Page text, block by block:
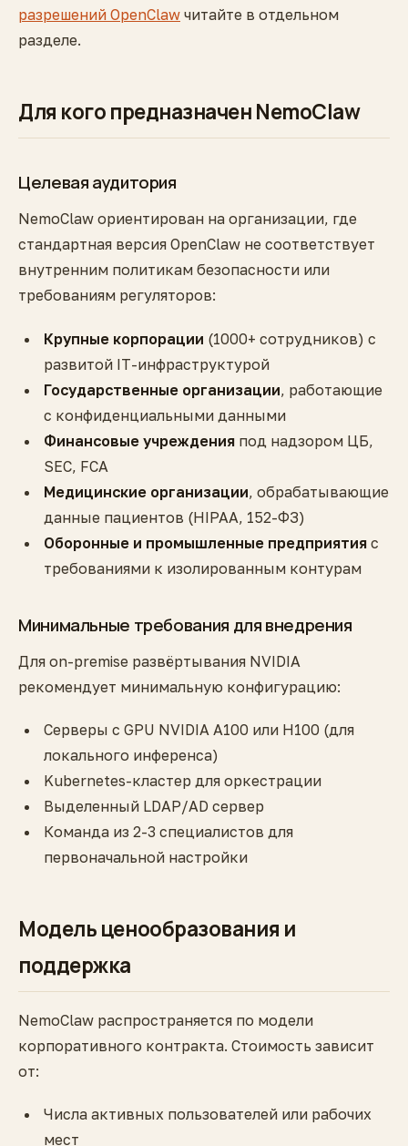
разрешений OpenClaw читайте в отдельном
разделе.
Для кого предназначен NemoClaw
Целевая аудитория
NemoClaw ориентирован на организации, где
стандартная версия OpenClaw не соответствует
внутренним политикам безопасности или
требованиям регуляторов:
Крупные корпорации (1000+ сотрудников) с
развитой IT-инфраструктурой
Государственные организации, работающие
с конфиденциальными данными
Финансовые учреждения под надзором ЦБ,
SEC, FCA
Медицинские организации, обрабатывающие
данные пациентов (HIPAA, 152-ФЗ)
Оборонные и промышленные предприятия с
требованиями к изолированным контурам
Минимальные требования для внедрения
Для on-premise развёртывания NVIDIA
рекомендует минимальную конфигурацию:
Серверы с GPU NVIDIA A100 или H100 (для
локального инференса)
Kubernetes-кластер для оркестрации
Выделенный LDAP/AD сервер
Команда из 2-3 специалистов для
первоначальной настройки
Модель ценообразования и
поддержка
NemoClaw распространяется по модели
корпоративного контракта. Стоимость зависит
от:
Числа активных пользователей или рабочих
мест